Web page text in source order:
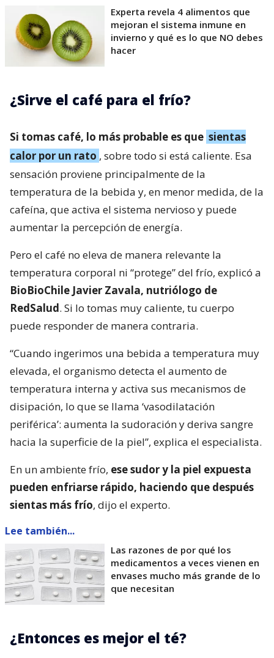
Experta revela 4 alimentos que
mejoran el sistema inmune en
invierno y qué es lo que NO debes
hacer
¿Sirve el café para el frío?
Si tomas café, lo más probable es que sientas
calor por un rato , sobre todo si está caliente. Esa
sensación proviene principalmente de la
temperatura de la bebida y, en menor medida, de la
cafeína, que activa el sistema nervioso y puede
aumentar la percepción de energía.
Pero el café no eleva de manera relevante la
temperatura corporal ni “protege” del frío, explicó a
BioBioChile Javier Zavala, nutriólogo de
RedSalud. Si lo tomas muy caliente, tu cuerpo
puede responder de manera contraria.
“Cuando ingerimos una bebida a temperatura muy
elevada, el organismo detecta el aumento de
temperatura interna y activa sus mecanismos de
disipación, lo que se llama ‘vasodilatación
periférica’: aumenta la sudoración y deriva sangre
hacia la superficie de la piel”, explica el especialista.
En un ambiente frío, ese sudor y la piel expuesta
pueden enfriarse rápido, haciendo que después
sientas más frío, dijo el experto.
Lee también...
Las razones de por qué los
medicamentos a veces vienen en
envases mucho más grande de lo
que necesitan
¿Entonces es mejor el té?